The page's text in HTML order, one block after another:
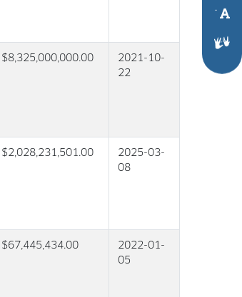
-
$8,325,000,000.00
2021-10-
22
$2,028,231,501.00
2025-03-
08
$67,445,434.00
2022-01-
05